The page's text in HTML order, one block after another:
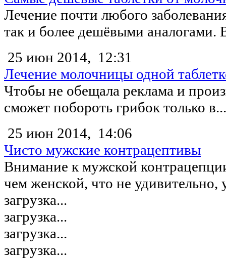
Лечение почти любого
так и более дешёвыми аналогами.
25 июн 2014, 12:31
Лечение молочницы одной
Чтобы не обещала реклама и
сможет побороть грибок только в...
25 июн 2014, 14:06
Чисто мужские контрацептивы
Внимание к мужской
чем женской, что не удивительно,
загрузка...
загрузка...
загрузка...
загрузка...